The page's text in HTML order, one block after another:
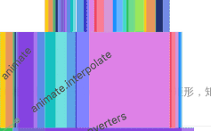
据相应的子节点数目被分为多个矩形，